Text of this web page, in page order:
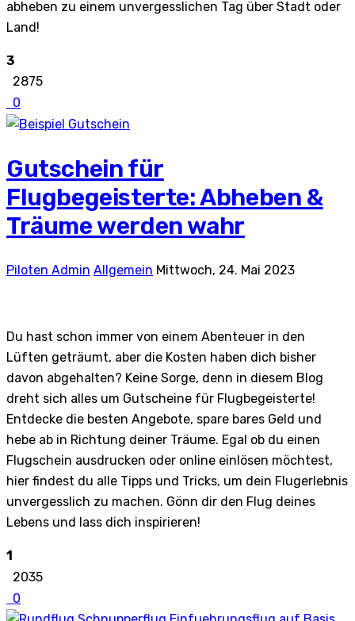
abheben zu einem unvergesslichen Tag über Stadt oder
Land!
3
2875
0
Gutschein für
Flugbegeisterte: Abheben &
Träume werden wahr
Piloten Admin Allgemein Mittwoch, 24. Mai 2023
Du hast schon immer von einem Abenteuer in den
Lüften geträumt, aber die Kosten haben dich bisher
davon abgehalten? Keine Sorge, denn in diesem Blog
dreht sich alles um Gutscheine für Flugbegeisterte!
Entdecke die besten Angebote, spare bares Geld und
hebe ab in Richtung deiner Träume. Egal ob du einen
Flugschein ausdrucken oder online einlösen möchtest,
hier findest du alle Tipps und Tricks, um dein Flugerlebnis
unvergesslich zu machen. Gönn dir den Flug deines
Lebens und lass dich inspirieren!
1
2035
0